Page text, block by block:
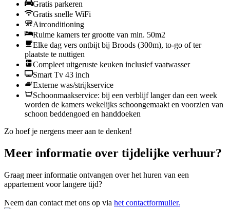
Gratis parkeren
Gratis snelle WiFi
Airconditioning
Ruime kamers ter grootte van min. 50m2
Elke dag vers ontbijt bij Broods (300m), to-go of ter
plaatste te nuttigen
Compleet uitgeruste keuken inclusief vaatwasser
Smart Tv 43 inch
Externe was/strijkservice
Schoonmaakservice: bij een verblijf langer dan een week
worden de kamers wekelijks schoongemaakt en voorzien van
schoon beddengoed en handdoeken
Zo hoef je nergens meer aan te denken!
Meer informatie over tijdelijke verhuur?
Graag meer informatie ontvangen over het huren van een
appartement voor langere tijd?
Neem dan contact met ons op via het contactformulier.